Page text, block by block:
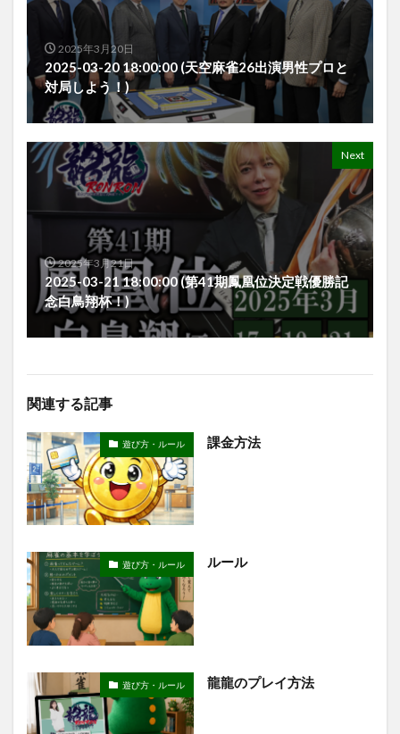
2025年3月20日
2025-03-20 18:00:00 (天空麻雀26出演男性プロと
対局しよう！)
Next
2025年3月21日
2025-03-21 18:00:00 (第41期鳳凰位決定戦優勝記
念白鳥翔杯！)
関連する記事
遊び方・ルール 課金方法
遊び方・ルール ルール
遊び方・ルール 龍龍のプレイ方法